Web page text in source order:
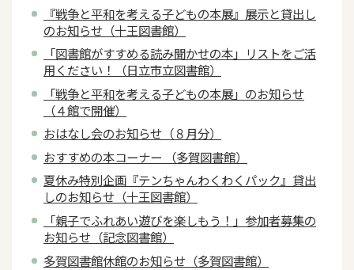
『戦争と平和を考える子どもの本展』展示と貸出し
のお知らせ（十王図書館）
「図書館がすすめる読み聞かせの本」リストをご活
用ください！（日立市立図書館）
「戦争と平和を考える子どもの本展」のお知らせ
（４館で開催）
おはなし会のお知らせ（８月分）
おすすめの本コーナー （多賀図書館）
夏休み特別企画『テンちゃんわくわくパック』貸出
しのお知らせ（十王図書館）
「親子でふれあい遊びを楽しもう！」参加者募集の
お知らせ（記念図書館）
多賀図書館休館のお知らせ（多賀図書館）